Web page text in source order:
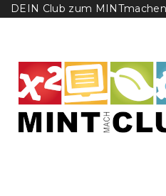
SkipDEIN Club zum